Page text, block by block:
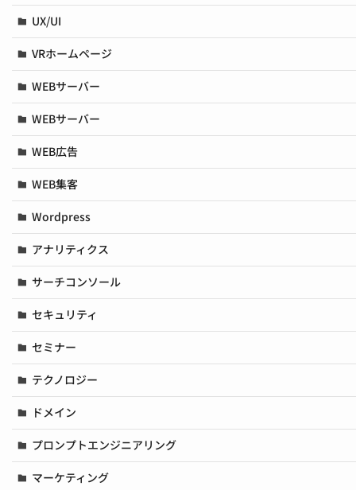
UX/UI
VRホームページ
WEBサーバー
WEBサーバー
WEB広告
WEB集客
Wordpress
アナリティクス
サーチコンソール
セキュリティ
セミナー
テクノロジー
ドメイン
プロンプトエンジニアリング
マーケティング